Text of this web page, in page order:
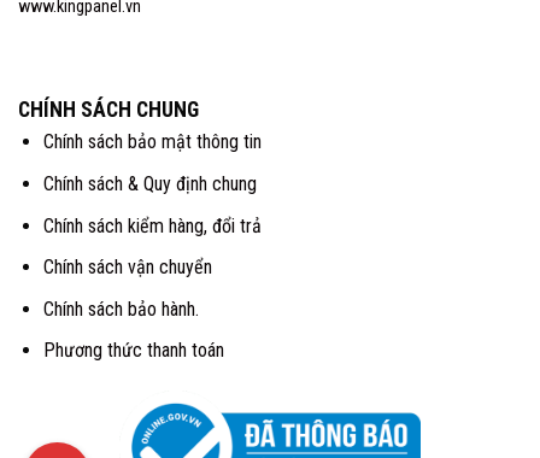
www.kingpanel.vn
CHÍNH SÁCH CHUNG
Chính sách bảo mật thông tin
Chính sách & Quy định chung
Chính sách kiểm hàng, đổi trả
Chính sách vận chuyển
Chính sách bảo hành.
Phương thức thanh toán